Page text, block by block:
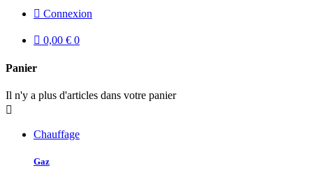
 Connexion
 0,00 € 0
Panier
Il n'y a plus d'articles dans votre panier

Chauffage
Gaz